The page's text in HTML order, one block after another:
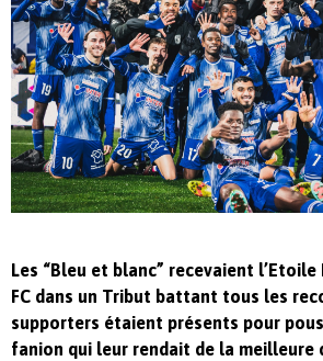
Les “Bleu et blanc” recevaient l’Etoile
FC dans un Tribut battant tous les
supporters étaient présents pour
fanion qui leur rendait de la meilleure